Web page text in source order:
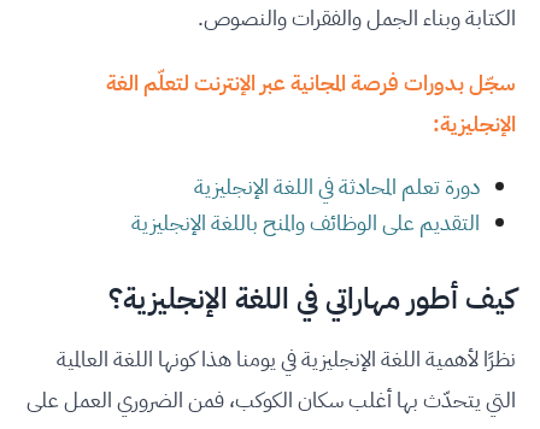
الكتابة وبناء الجمل والفقرات والنصوص.
سجّل بدورات فرصة المجانية عبر الإنترنت لتعلّم الغة
الإنجليزية:
دورة تعلم المحادثة في اللغة الإنجليزية
التقديم على الوظائف والمنح باللغة الإنجليزية
كيف أطور مهاراتي في اللغة الإنجليزية؟
نظرًا لأهمية اللغة الإنجليزية في يومنا هذا كونها اللغة العالمية
التي يتحدّث بها أغلب سكان الكوكب، فمن الضروري العمل على